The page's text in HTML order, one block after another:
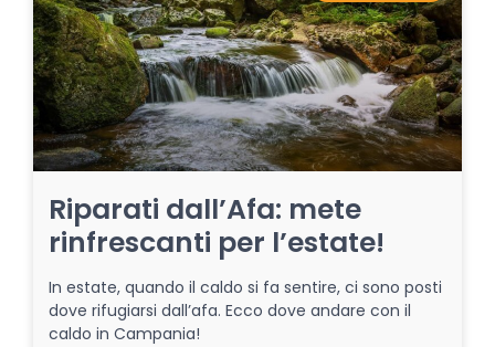
Riparati dall’Afa: mete
rinfrescanti per l’estate!
In estate, quando il caldo si fa sentire, ci sono posti
dove rifugiarsi dall’afa. Ecco dove andare con il
caldo in Campania!